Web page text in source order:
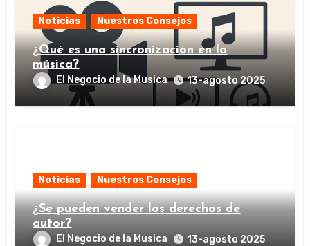
Noticias Nuestros Consejos
¿Qué es una sincronización en la
música?
El Negocio de la Musica 13-agosto 2025
Noticias Nuestros Consejos
¿Se pueden vender los derechos de
autor?
El Negocio de la Musica 13-agosto 2025